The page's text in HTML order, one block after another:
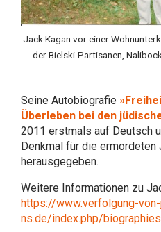
Jack Kagan vor einer
der Bielski-Partisanen,
Seine Autobiografie
Überleben bei den
2011 erstmals auf Deutsch
Denkmal für die ermordeten
herausgegeben.
Weitere Informationen zu
https://www.verfolgung-
ns.de/index.php/